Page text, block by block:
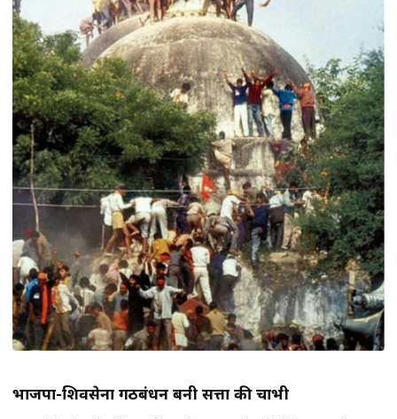
भाजपा-शिवसेना गठबंधन बनी सत्ता की चाभी